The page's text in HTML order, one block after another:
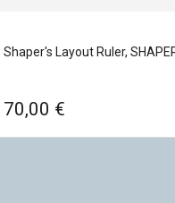
Shaper's Layout Ruler,
70,00 €